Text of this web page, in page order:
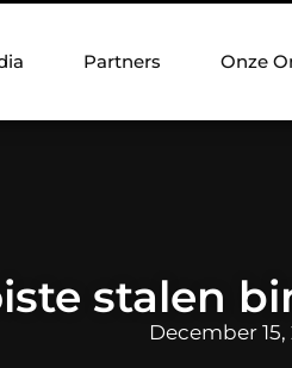
Partners Onze
stalen
December 15,